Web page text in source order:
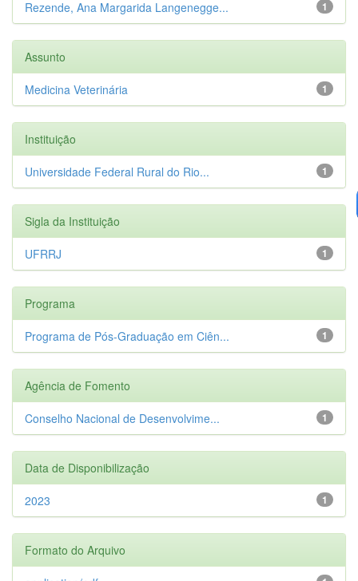
1
Rezende, Ana Margarida Langenegge...
Assunto
1
Medicina Veterinária
Instituição
1
Universidade Federal Rural do Rio...
Sigla da Instituição
1
UFRRJ
Programa
1
Programa de Pós-Graduação em Ciên...
Agência de Fomento
1
Conselho Nacional de Desenvolvime...
Data de Disponibilização
1
2023
Formato do Arquivo